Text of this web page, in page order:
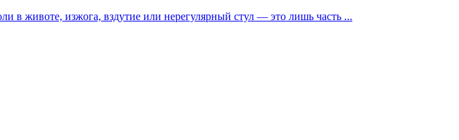
в животе, изжога, вздутие или нерегулярный стул — это лишь часть ...